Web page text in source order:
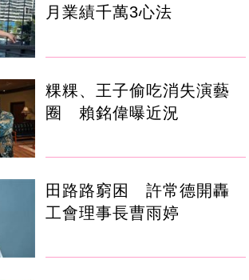
月業績千萬3心法
粿粿、王子偷吃消失演藝
圈 賴銘偉曝近況
田路路窮困 許常德開轟
工會理事長曹雨婷